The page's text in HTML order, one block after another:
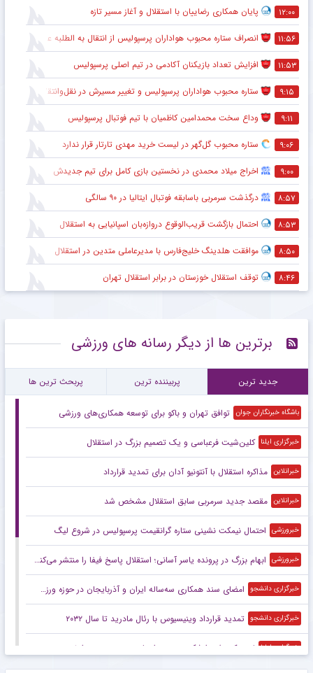
۱۲:۰۰ پایان همکاری رضاییان با استقلال و آغاز مسیر تازه
۱۱:۵۶ انصراف ستاره محبوب هواداران پرسپولیس از انتقال به الطلبه عراق
۱۱:۵۳ افزایش تعداد بازیکنان آکادمی در تیم اصلی پرسپولیس
۹:۱۵ ستاره محبوب هواداران پرسپولیس و تغییر مسیرش در نقل‌وانتقالات
۹:۱۱ وداع سخت محمدامین کاظمیان با تیم فوتبال پرسپولیس
۹:۰۶ ستاره محبوب گل‌گهر در لیست خرید مهدی تارتار قرار ندارد
۹:۰۰ اخراج میلاد محمدی در نخستین بازی کامل برای تیم جدیدش
۸:۵۷ درگذشت سرمربی باسابقه فوتبال ایتالیا در ۹۰ سالگی
۸:۵۳ احتمال بازگشت قریب‌الوقوع دروازه‌بان اسپانیایی به استقلال
۸:۵۰ موافقت هلدینگ خلیج‌فارس با مدیرعاملی متدین در استقلال
۸:۴۶ توقف استقلال خوزستان در برابر استقلال تهران
برترین ها از دیگر رسانه های ورزشی
جدید ترین پربیننده ترین پربحث ترین ها
باشگاه خبرنگاران جوان توافق تهران و باکو برای توسعه همکاری‌های ورزشی
خبرگزاری ایلنا کلین‌شیت فرعباسی و یک تصمیم بزرگ در استقلال
خبرانلاین مذاکره استقلال با آنتونیو آدان برای تمدید قرارداد
خبرانلاین مقصد جدید سرمربی سابق استقلال مشخص شد
خبرورزشی احتمال نیمکت نشینی ستاره گرانقیمت پرسپولیس در شروع لیگ
خبرورزشی ابهام بزرگ در پرونده یاسر آسانی؛ استقلال پاسخ فیفا را منتشر می‌کند؟
خبرگزاری دانشجو امضای سند همکاری سه‌ساله ایران و آذربایجان در حوزه ورزش و جوانان
خبرگزاری دانشجو تمدید قرارداد وینیسیوس با رئال مادرید تا سال ۲۰۳۲
خبرگزاری ایلنا لیدز رکوردش را شکست و دروازه‌بان منچسترسیتی را خرید